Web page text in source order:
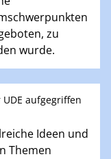
zu
wurde.
aufgegriffen
Ideen und
Themen